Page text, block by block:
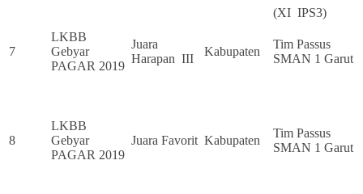
(XI IPS3)
7
LKBB
Gebyar
PAGAR 2019
Juara
Harapan III
Kabupaten
Tim Passus
SMAN 1 Garut
8
LKBB
Gebyar
PAGAR 2019
Juara Favorit Kabupaten
Tim Passus
SMAN 1 Garut